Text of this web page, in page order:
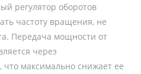
регулятор оборотов
частоту вращения, не
Передача мощности от
через
что максимально снижает ее